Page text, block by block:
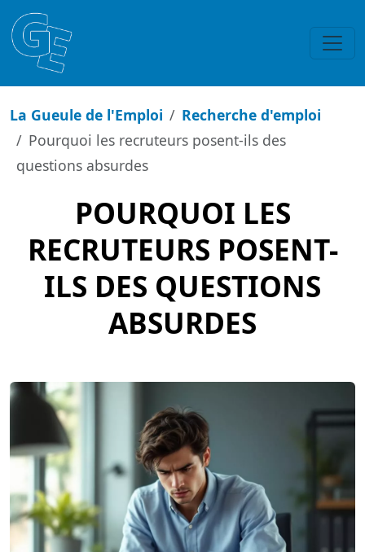
La Gueule de l'Emploi
Recherche d'emploi
Pourquoi les recruteurs posent-ils des
questions absurdes
POURQUOI LES
RECRUTEURS POSENT-
ILS DES QUESTIONS
ABSURDES